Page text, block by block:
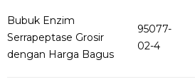
Bubuk Enzim
Serrapeptase Grosir
dengan Harga Bagus
95077-
02-4